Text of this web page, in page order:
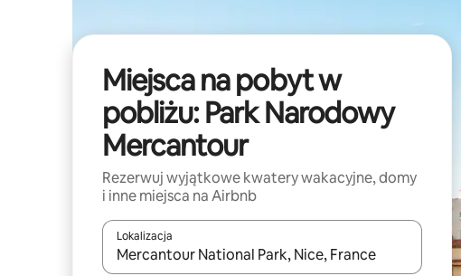
Miejsca na pobyt w
pobliżu: Park Narodowy
Mercantour
Rezerwuj wyjątkowe kwatery wakacyjne, domy
i inne miejsca na Airbnb
Lokalizacja
Gdy wyniki będą dostępne, możesz poruszać się po nich